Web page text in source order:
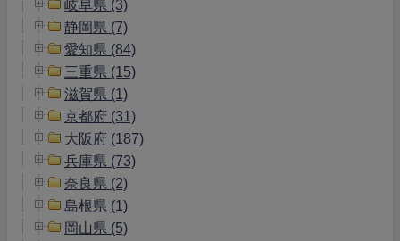
岐阜県 (3)
静岡県 (7)
愛知県 (84)
三重県 (15)
滋賀県 (1)
京都府 (31)
大阪府 (187)
兵庫県 (73)
奈良県 (2)
島根県 (1)
岡山県 (5)